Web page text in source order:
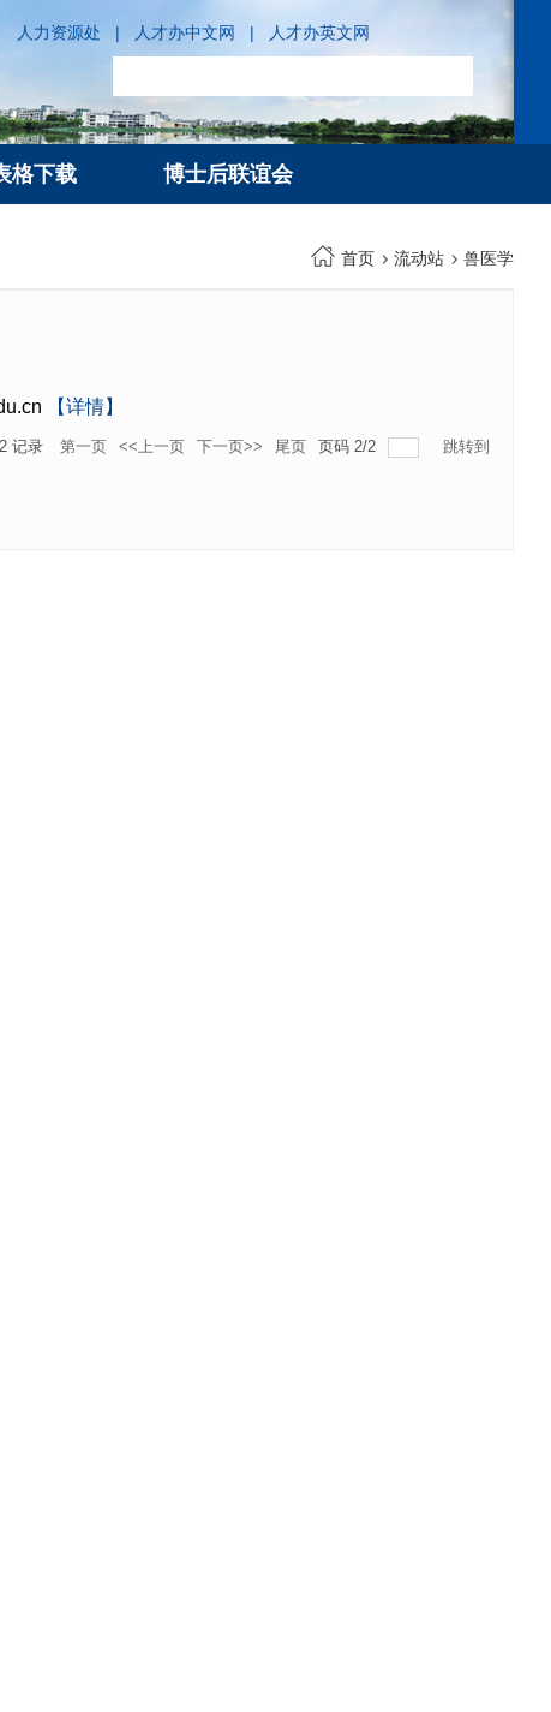
人力资源处 | 人才办中文网 | 人才办英文网
格下载 博士后联谊会
首页 流动站 兽医学
【详情】
2 记录 第一页 <<上一页 下一页>> 尾页 页码 2/2 跳转到